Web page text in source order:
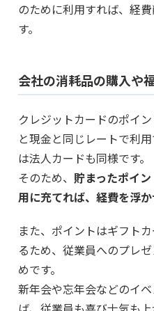
のために利用すれば、経
す。
会社の消耗品の購入や
クレジットカードのポイ
と現金と同じレートで利
は法人カードも同様です。
そのため、 貯まったポイ
用に充てれば、経費を浮か
また、ポイントはギフト
るため、従業員へのプレ
めです。
新年会や忘年会などのイ